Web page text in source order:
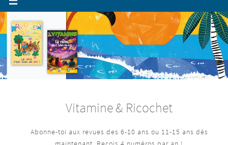
Vitamine & Ricochet
Abonne-toi aux revues des 6-10 ans ou 11-15 ans dès